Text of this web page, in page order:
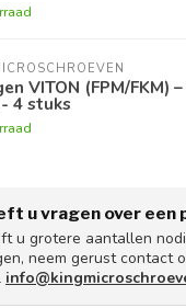
VITON (FPM/FKM)
4 stuks
u vragen over een
u grotere aantallen
neem gerust contact